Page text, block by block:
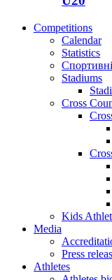
Competitions
Calendar
Statistics
Stadiums
Cross
Kids
Media
Press
Athletes